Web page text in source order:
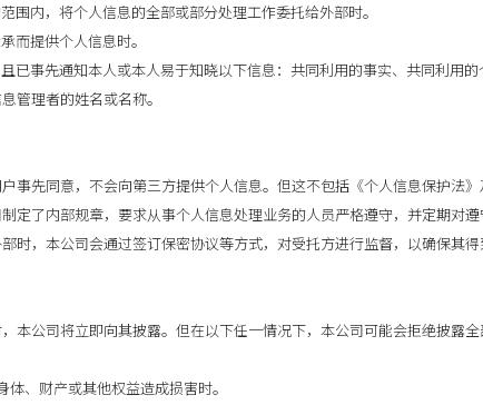
围内，将个人信息的全部或部分处理工作委托给外部时。
而提供个人信息时。
已事先通知本人或本人易于知晓以下信息：共同利用的事实、共同利用
管理者的姓名或名称。
事先同意，不会向第三方提供个人信息。但这不包括《个人信息保护法》
定了内部规章，要求从事个人信息处理业务的人员严格遵守，并定期对遵
时，本公司会通过签订保密协议等方式，对受托方进行监督，以确保其得
本公司将立即向其披露。但在以下任一情况下，本公司可能会拒绝披露
、财产或其他权益造成损害时。